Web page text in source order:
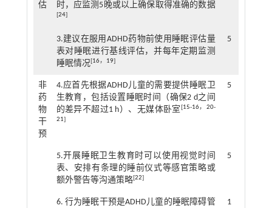
估
时，应监测5晚或以上确保取得准确的数据
[24]
3.建议在服用ADHD药物前使用睡眠评估量
表对睡眠进行基线评估，并每年定期监测
睡眠情况[16， 19]
5
非
药
物
干
预
4.应首先根据ADHD儿童的需要提供睡眠卫
生教育，包括设置睡眠时间（确保2 d之间
的差异不超过1 h）、无媒体卧室[15-16， 20-
21]
5
5.开展睡眠卫生教育时可以使用视觉时间
表、安排有条理的睡前仪式等感官策略或
额外警告等沟通策略[22]
5
6. 行为睡眠干预是ADHD儿童的睡眠障碍管
1